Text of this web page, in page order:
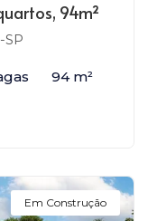
94m²
94 m²
Em Construção